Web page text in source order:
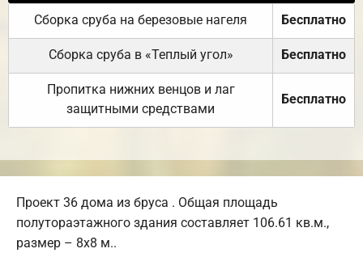
Сборка сруба на березовые нагеля Бесплатно
Сборка сруба в «Теплый угол» Бесплатно
Пропитка нижних венцов и лаг
защитными средствами
Бесплатно
Проект 36 дома из бруса . Общая площадь
полутораэтажного здания составляет 106.61 кв.м.,
размер – 8х8 м..